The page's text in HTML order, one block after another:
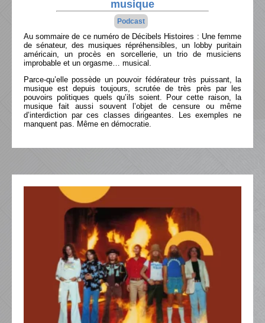
musique
Podcast
Au sommaire de ce numéro de Décibels Histoires : Une femme
de sénateur, des musiques répréhensibles, un lobby puritain
américain, un procès en sorcellerie, un trio de musiciens
improbable et un orgasme… musical.
Parce-qu’elle possède un pouvoir fédérateur très puissant, la
musique est depuis toujours, scrutée de très près par les
pouvoirs politiques quels qu’ils soient. Pour cette raison, la
musique fait aussi souvent l’objet de censure ou même
d’interdiction par ces classes dirigeantes. Les exemples ne
manquent pas. Même en démocratie.